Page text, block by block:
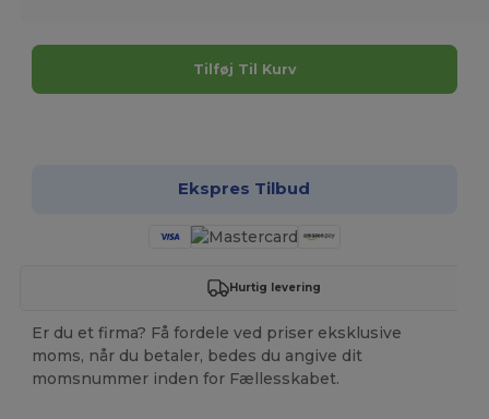
Tilføj Til Kurv
Ekspres Tilbud
Hurtig levering
Er du et firma? Få fordele ved priser eksklusive
moms, når du betaler, bedes du angive dit
momsnummer inden for Fællesskabet.